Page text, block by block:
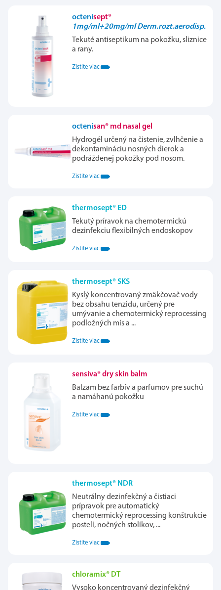
octenisept®
1mg/ml+20mg/ml Derm.rozt.aerodisp.
Tekuté antiseptikum na pokožku, sliznice
a rany.
Zistite viac
octenisan® md nasal gel
Hydrogél určený na čistenie, zvlhčenie a
dekontamináciu nosných dierok a
podráždenej pokožky pod nosom.
Zistite viac
thermosept® ED
Tekutý príravok na chemotermickú
dezinfekciu flexibilných endoskopov
Zistite viac
thermosept® SKS
Kyslý koncentrovaný zmäkčovač vody
bez obsahu tenzidu, určený pre
umývanie a chemotermický reprocessing
podložných mís a ...
Zistite viac
sensiva® dry skin balm
Balzam bez farbív a parfumov pre suchú
a namáhanú pokožku
Zistite viac
thermosept® NDR
Neutrálny dezinfekčný a čistiaci
prípravok pre automatický
chemotermický reprocessing konštrukcie
postelí, nočných stolíkov, ...
Zistite viac
chloramix® DT
Vysoko koncentrovaný dezinfekčný